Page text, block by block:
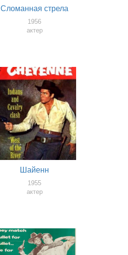
Сломанная стрела
1956
актер
Шайенн
1955
актер